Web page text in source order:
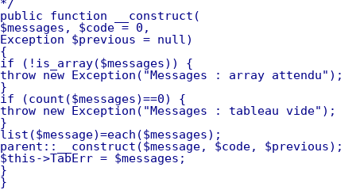
*/
public function __construct(
$messages, $code = 0,
Exception $previous = null)
{
if (!is_array($messages)) {
throw new Exception("Messages : array attendu");
}
if (count($messages)==0) {
throw new Exception("Messages : tableau vide");
}
list($message)=each($messages);
parent::__construct($message, $code, $previous);
$this->TabErr = $messages;
}
}